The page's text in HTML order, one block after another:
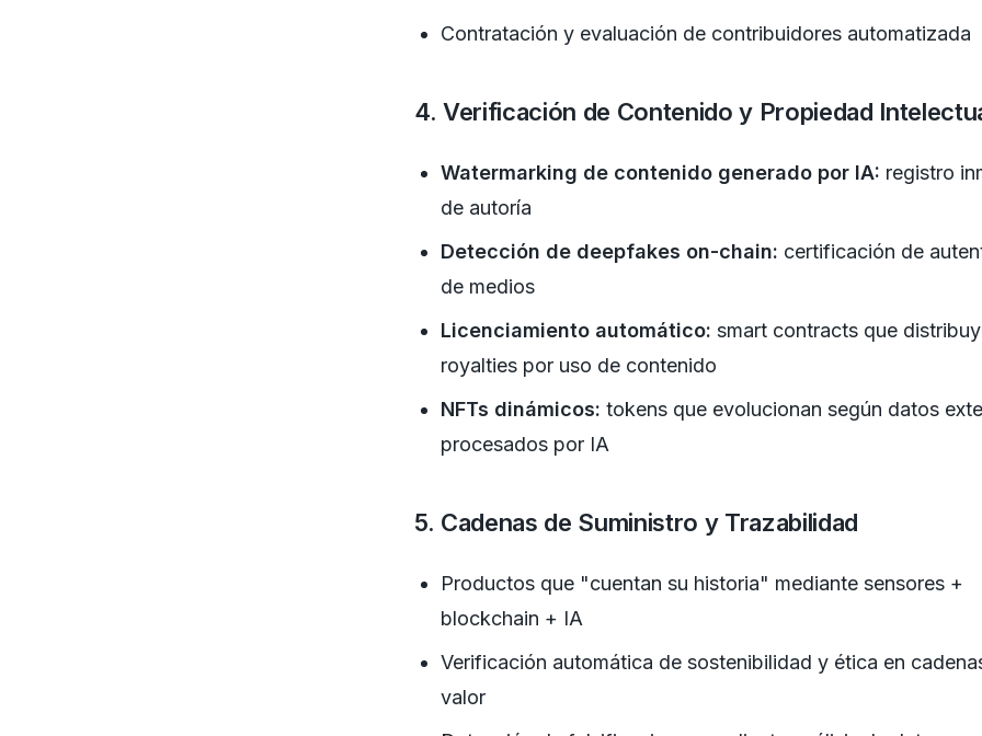
Contratación y evaluación de contribuidores automatizada
4. Verificación de Contenido y Propiedad
Watermarking de contenido generado por IA: registro
de autoría
Detección de deepfakes on-chain: certificación de
de medios
Licenciamiento automático: smart contracts que
royalties por uso de contenido
NFTs dinámicos: tokens que evolucionan según datos
procesados por IA
5. Cadenas de Suministro y Trazabilidad
Productos que "cuentan su historia" mediante sensores +
blockchain + IA
Verificación automática de sostenibilidad y ética en
valor